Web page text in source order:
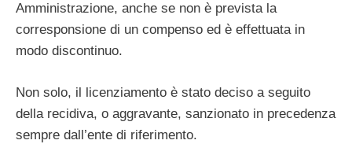
Amministrazione, anche se non è prevista la
corresponsione di un compenso ed è effettuata in
modo discontinuo.
Non solo, il licenziamento è stato deciso a seguito
della recidiva, o aggravante, sanzionato in precedenza
sempre dall’ente di riferimento.